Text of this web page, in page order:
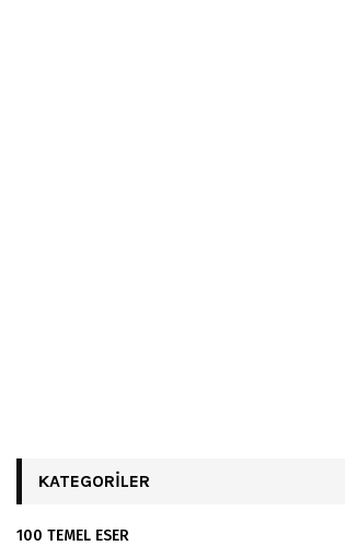
KATEGORILER
100 TEMEL ESER